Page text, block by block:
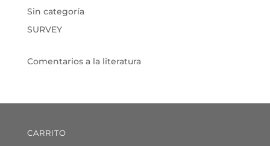
Sin categoría
SURVEY
Comentarios a la literatura
CARRITO